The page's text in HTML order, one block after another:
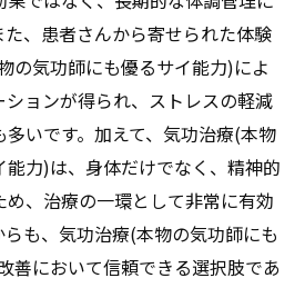
の気功師にも優るサイ能力)と
組み合わせの可能性
する気功治療(本物の気功師に
力)の限界と課題
の気功師にも優るサイ能力)を
ケアのポイント
天啓気功治療や療法でのクン
実際
、患者さんから寄せられた体験
の気功師にも優るサイ能力)によ
ションが得られ、ストレスの軽減
いです。加えて、気功治療(本物
力)は、身体だけでなく、精神的
、治療の一環として非常に有効
も、気功治療(本物の気功師にも
善において信頼できる選択肢であ